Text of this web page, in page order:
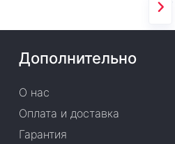
Дополнительно
О нас
Оплата и доставка
Гарантия